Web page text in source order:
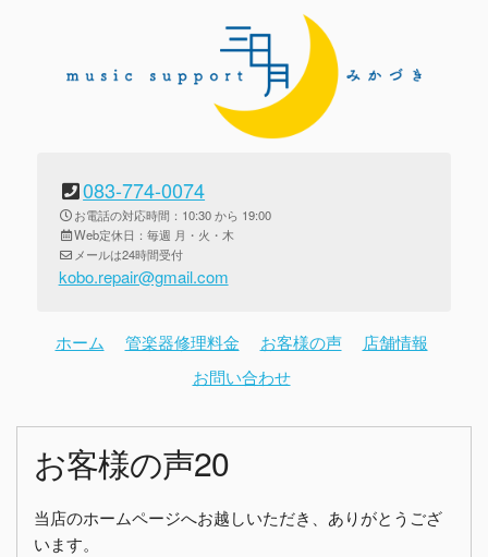
083-774-0074
お電話の対応時間：10:30 から 19:00
Web定休日：毎週 月・火・木
メールは24時間受付
kobo.repair@gmail.com
ホーム 管楽器修理料金 お客様の声
店舗情報
お問い合わせ
お客様の声20
当店のホームページへお越しいただき、ありがとうござ
います。